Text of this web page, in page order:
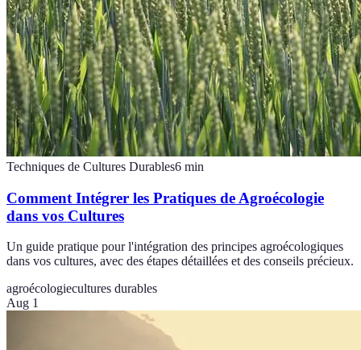
Techniques de Cultures Durables6 min
Comment Intégrer les Pratiques de Agroécologie
dans vos Cultures
Un guide pratique pour l'intégration des principes agroécologiques
dans vos cultures, avec des étapes détaillées et des conseils précieux.
agroécologiecultures durables
Aug 1